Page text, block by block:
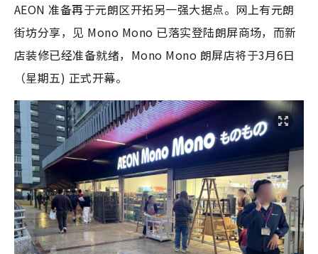
AEON 准备再于元朗区开拓另一强大据点。网上有元朗
街坊分享，见 Mono Mono 已落实登陆朗屏商场，而新
店装修已经准备就绪，Mono Mono 朗屏店将于3月6日
（星期五) 正式开幕。